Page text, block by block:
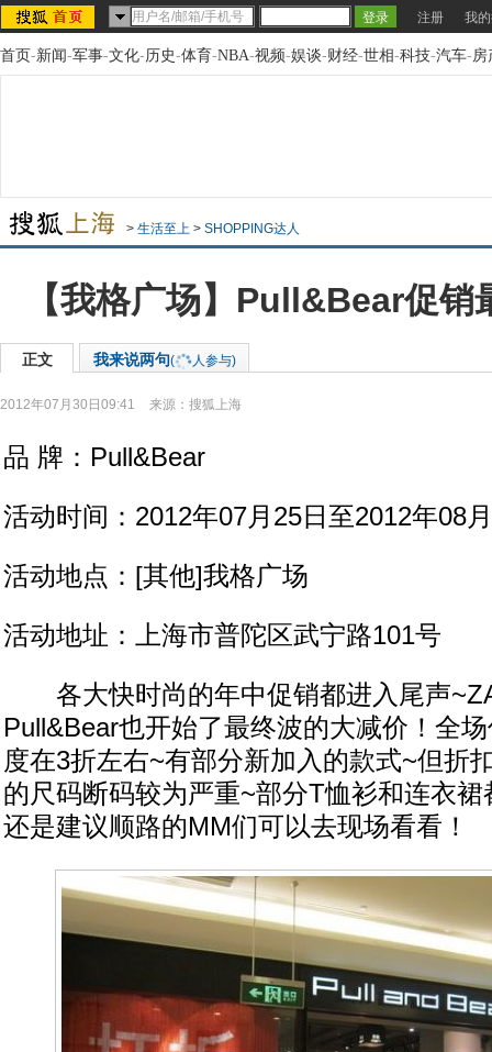
注册 我
首页-新闻-军事-文化-历史-体育-NBA-视频-娱谈-财经-世相-科技-汽车-房
> 生活至上 > SHOPPING达人
【我格广场】Pull&Bear促销
正文 我来说两句( 人参与)
2012年07月30日09:41 来源： 搜狐上海
品 牌：Pull&Bear
活动时间：2012年07月25日至2012年08
活动地点：[其他]我格广场
活动地址：上海市普陀区武宁路101号
各大快时尚的年中促销都进入尾声
Pull&Bear也开始了最终波的大减价！全
度在3折左右~有部分新加入的款式~但折
的尺码断码较为严重~部分T恤衫和连衣
还是建议顺路的MM们可以去现场看看！